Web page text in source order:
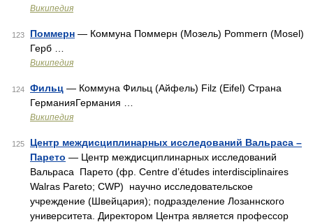
Википедия
123 Поммерн — Коммуна Поммерн (Мозель) Pommern (Mosel)
Герб …
Википедия
124 Фильц — Коммуна Фильц (Айфель) Filz (Eifel) Страна
ГерманияГермания …
Википедия
125
Центр междисциплинарных исследований Вальраса –
Парето — Центр междисциплинарных исследований
Вальраса Парето (фр. Сentre d’études interdisciplinaires
Walras Pareto; CWP) научно исследовательское
учреждение (Швейцария); подразделение Лозаннского
университета. Директором Центра является профессор